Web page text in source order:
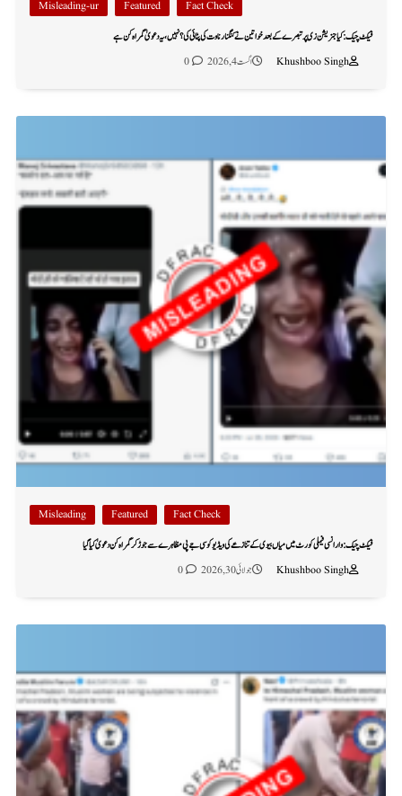
Fact Check
Featured
Misleading-ur
فیکٹ چیک: کیا جنریشن زی پر تبصرے کے بعد خواتین نے کنگنا رناوت کی پٹائی کی؟ نہیں، یہ دعویٰ گمراہ کن ہے
Khushboo Singh
اگست 4, 2026 0
Fact Check
Featured
Misleading
فیکٹ چیک: وارانسی فیملی کورٹ میں میاں بیوی کے تنازعے کی ویڈیو کو سی جے پی مظاہرے سے جوڑ کر گمراہ کن دعویٰ کیا گیا
Khushboo Singh
جولائی 30, 2026 0